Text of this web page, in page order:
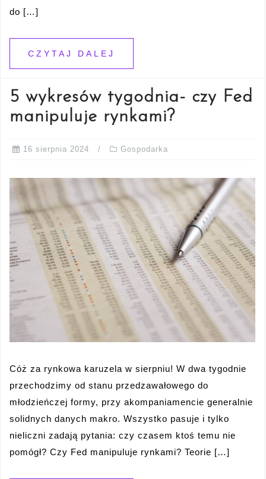
do […]
CZYTAJ DALEJ
5 wykresów tygodnia- czy Fed
manipuluje rynkami?
16 sierpnia 2024 Gospodarka
Cóż za rynkowa karuzela w sierpniu! W dwa tygodnie
przechodzimy od stanu przedzawałowego do
młodzieńczej formy, przy akompaniamencie generalnie
solidnych danych makro. Wszystko pasuje i tylko
nieliczni zadają pytania: czy czasem ktoś temu nie
pomógł? Czy Fed manipuluje rynkami? Teorie […]